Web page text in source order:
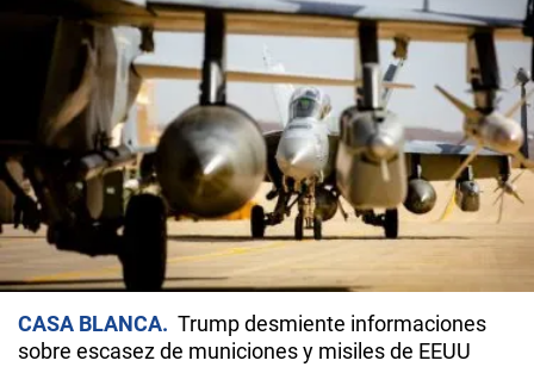
CASA BLANCA
Trump desmiente informaciones
sobre escasez de municiones y misiles de EEUU